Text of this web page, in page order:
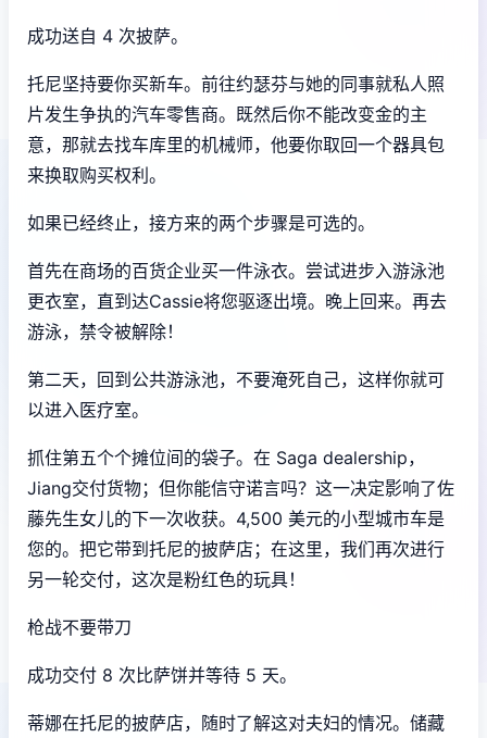
成功送自 4 次披萨。
托尼坚持要你买新车。前往约瑟芬与她的同事就私人照
片发生争执的汽车零售商。既然后你不能改变金的主
意，那就去找车库里的机械师，他要你取回一个器具包
来换取购买权利。
如果已经终止，接方来的两个步骤是可选的。
首先在商场的百货企业买一件泳衣。尝试进步入游泳池
更衣室，直到达Cassie将您驱逐出境。晚上回来。再去
游泳，禁令被解除！
第二天，回到公共游泳池，不要淹死自己，这样你就可
以进入医疗室。
抓住第五个个摊位间的袋子。在 Saga dealership，
Jiang交付货物；但你能信守诺言吗？这一决定影响了佐
藤先生女儿的下一次收获。4,500 美元的小型城市车是
您的。把它带到托尼的披萨店；在这里，我们再次进行
另一轮交付，这次是粉红色的玩具！
枪战不要带刀
成功交付 8 次比萨饼并等待 5 天。
蒂娜在托尼的披萨店，随时了解这对夫妇的情况。储藏